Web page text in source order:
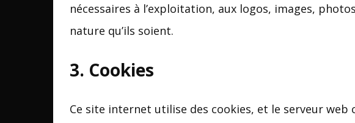
nécessaires à l’exploitation, aux logos, images,
nature qu’ils soient.
3. Cookies
Ce site internet utilise des cookies, et le serveur